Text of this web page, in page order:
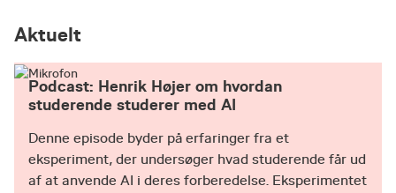
Aktuelt
Podcast: Henrik Højer om hvordan
studerende studerer med AI
Denne episode byder på erfaringer fra et
eksperiment, der undersøger hvad studerende får ud
af at anvende AI i deres forberedelse. Eksperimentet